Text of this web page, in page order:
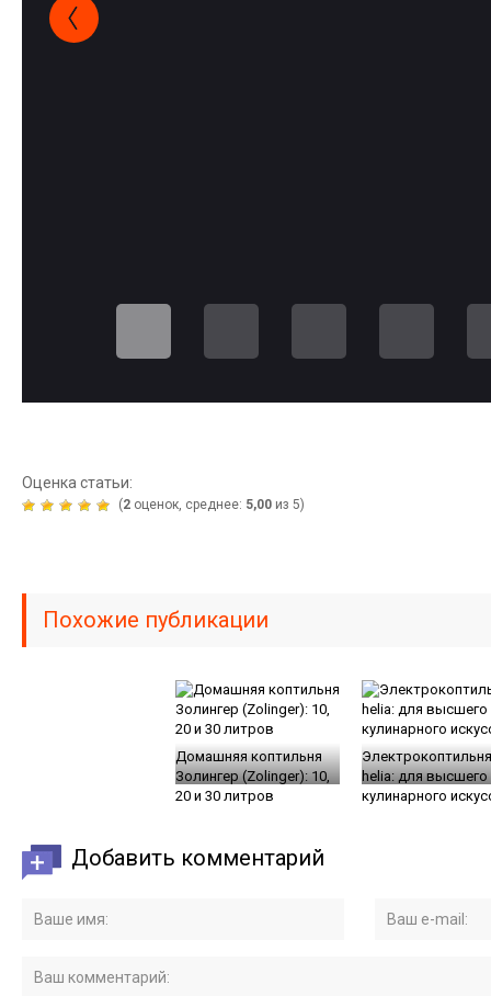
Оценка статьи:
(2оценок, среднее: 5,00из 5)
Похожие публикации
Домашняя коптильня
Золингер (Zolinger): 10,
20 и 30 литров
Электрокоптильня
helia: для высшего
кулинарного
Добавить комментарий